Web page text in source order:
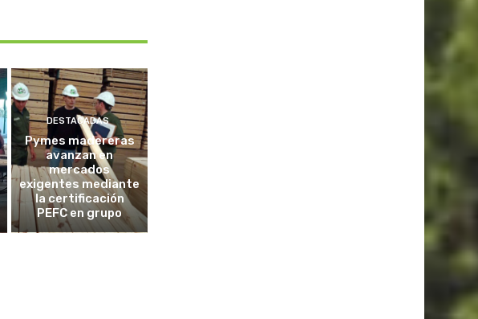
DESTACADAS
Pymes madereras
avanzan en
mercados
exigentes mediante
la certificación
PEFC en grupo